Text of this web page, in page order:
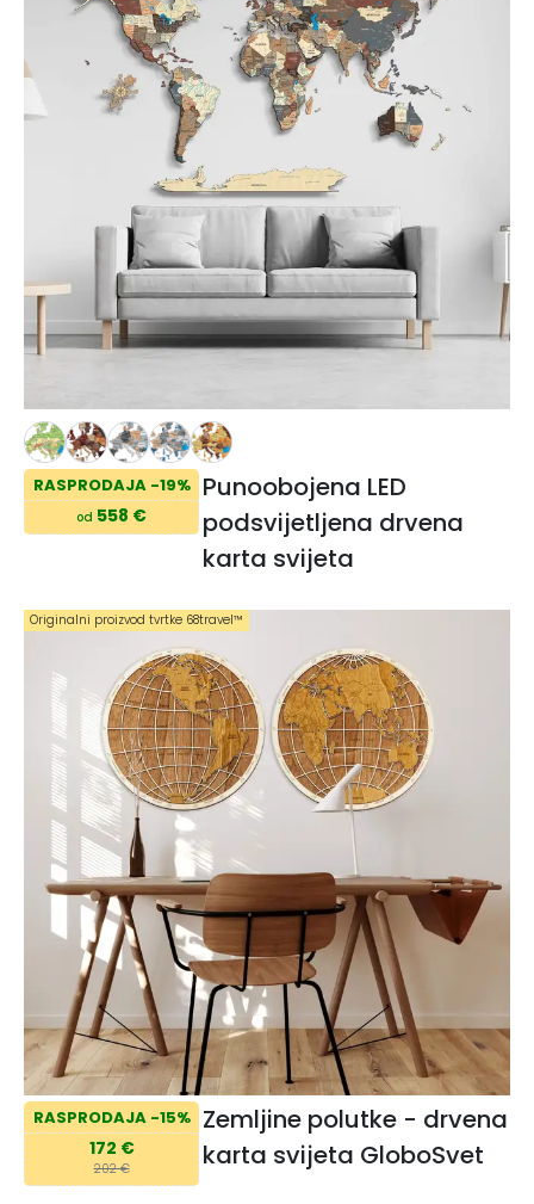
RASPRODAJA -19%
od 558 €
Punoobojena LED
podsvijetljena drvena
karta svijeta
RASPRODAJA -15%
172 €
202 €
Zemljine polutke - drvena
karta svijeta GloboSvet
Originalni proizvod tvrtke 68travel™️